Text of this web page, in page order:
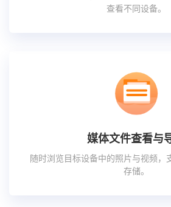
查看不同设备。
媒体文件查看与
随时浏览目标设备中的照片与视频，
存储。